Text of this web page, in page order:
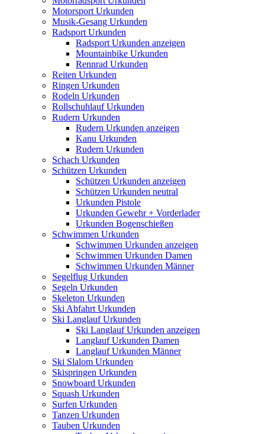
Motorsport Urkunden
Musik-Gesang Urkunden
Radsport Urkunden
Radsport Urkunden anzeigen
Mountainbike Urkunden
Rennrad Urkunden
Reiten Urkunden
Ringen Urkunden
Rodeln Urkunden
Rollschuhlauf Urkunden
Rudern Urkunden
Rudern Urkunden anzeigen
Kanu Urkunden
Rudern Urkunden
Schach Urkunden
Schützen Urkunden
Schützen Urkunden anzeigen
Schützen Urkunden neutral
Urkunden Pistole
Urkunden Gewehr + Vorderlader
Urkunden Bogenschießen
Schwimmen Urkunden
Schwimmen Urkunden anzeigen
Schwimmen Urkunden Damen
Schwimmen Urkunden Männer
Segelflug Urkunden
Segeln Urkunden
Skeleton Urkunden
Ski Abfahrt Urkunden
Ski Langlauf Urkunden
Ski Langlauf Urkunden anzeigen
Langlauf Urkunden Damen
Langlauf Urkunden Männer
Ski Slalom Urkunden
Skispringen Urkunden
Snowboard Urkunden
Squash Urkunden
Surfen Urkunden
Tanzen Urkunden
Tauben Urkunden